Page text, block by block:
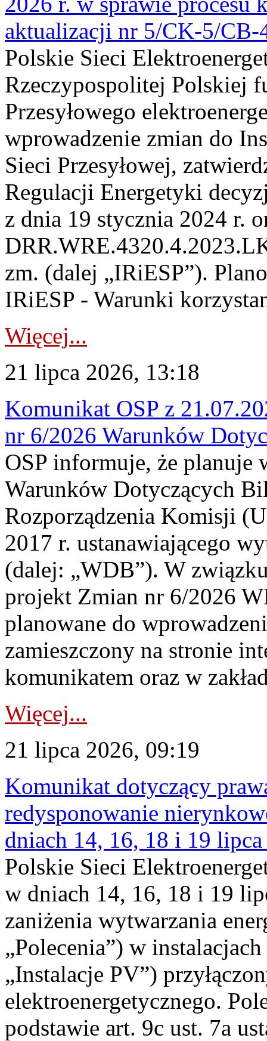
aktualizacji nr 5/CK-5/CB-
Polskie Sieci
Rzeczypospolitej Polskiej
Przesyłowego
wprowadzenie zmian do
Sieci Przesyłowej,
Regulacji Energetyki
z dnia 19 stycznia 2024 r.
zm. (dalej „IRiESP”).
IRiESP - Warunki
Więcej...
21 lipca 2026, 13:18
Komunikat OSP z
nr 6/2026 Warunków
OSP informuje, że planuje
Warunków Dotyczących
Rozporządzenia Komisji
2017 r. ustanawiającego
(dalej: „WDB”). W
projekt Zmian nr 6/2026
planowane do
zamieszczony na stronie
komunikatem oraz w
Więcej...
21 lipca 2026, 09:19
Komunikat dotyczący
redysponowanie
dniach 14, 16, 18 i 19
Polskie Sieci
w dniach 14, 16, 18 i 19
zaniżenia wytwarzania
„Polecenia”) w
„Instalacje PV”)
elektroenergetycznego.
podstawie art. 9c ust. 7a